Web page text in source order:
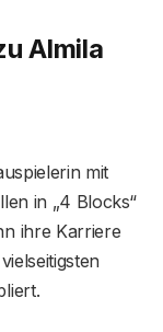
Almila
mit
in „4 Blocks“
ihre Karriere